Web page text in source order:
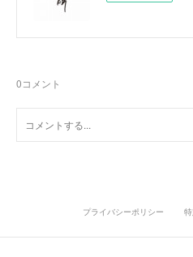
0コメント
プライバシーポリシー